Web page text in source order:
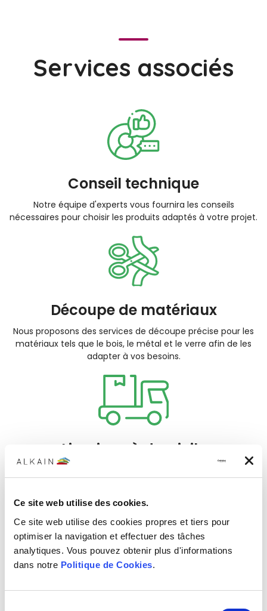
Ce site web utilise des cookies.
Ce site web utilise des cookies propres et tiers pour
optimiser la navigation et effectuer des tâches
analytiques. Vous pouvez obtenir plus d'informations
dans notre Politique de Cookies.
Services associés
Conseil technique
Notre équipe d'experts vous fournira les conseils
nécessaires pour choisir les produits adaptés à votre projet.
Découpe de matériaux
Nous proposons des services de découpe précise pour les
matériaux tels que le bois, le métal et le verre afin de les
adapter à vos besoins.
Livraison à domicile
Financement